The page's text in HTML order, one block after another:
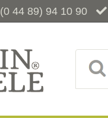
(0 44 89) 94 10 90